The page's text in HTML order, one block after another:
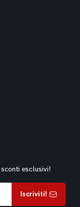
esclusivi!
Iscriviti!